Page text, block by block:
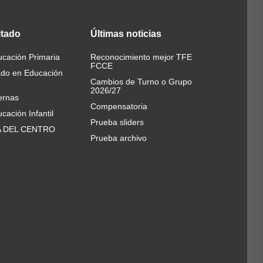
Primaria
en Educación
Infantil
DEL CENTRO
Últimas noticias
Reconocimiento mejor TFE
FCCE
Cambios de Turno o Grupo
2026/27
Compensatoria
Prueba sliders
Prueba archivo